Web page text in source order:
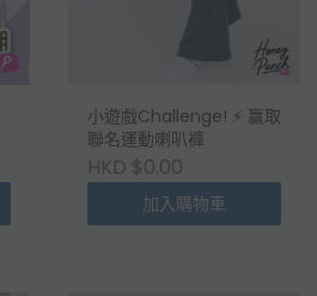
小遊戲Challenge! ⚡️ 贏取
聯名運動喇叭褲
HKD $0.00
加入購物車